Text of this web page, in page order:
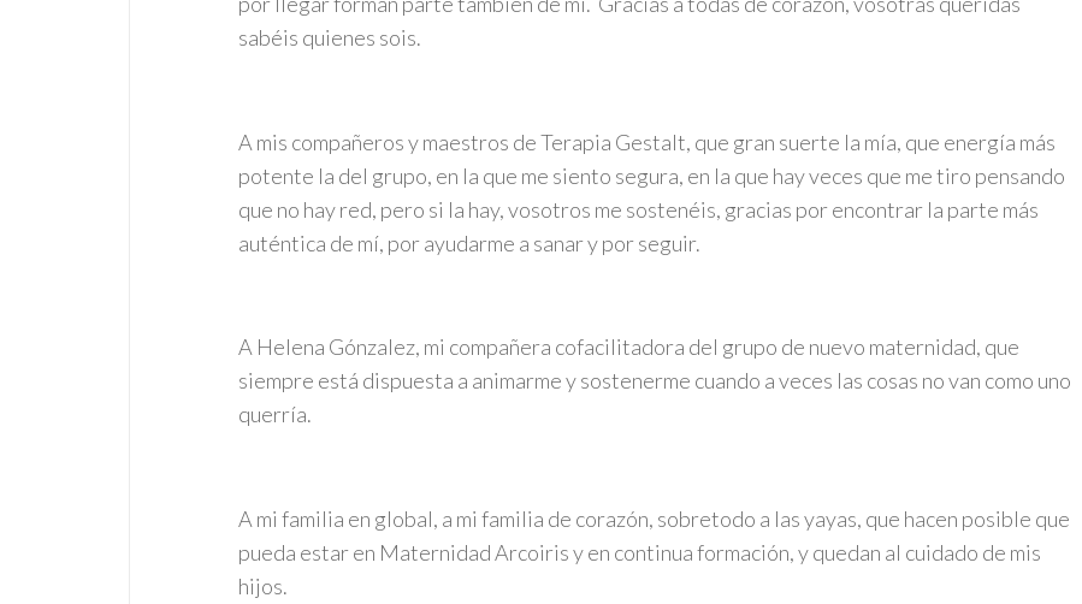
sabéis quienes sois.
A mis compañeros y maestros de Terapia Gestalt, que gran suerte la mía, que energía más
potente la del grupo, en la que me siento segura, en la que hay veces que me tiro pensando
que no hay red, pero si la hay, vosotros me sostenéis, gracias por encontrar la parte más
auténtica de mí, por ayudarme a sanar y por seguir.
A Helena Gónzalez, mi compañera cofacilitadora del grupo de nuevo maternidad, que
siempre está dispuesta a animarme y sostenerme cuando a veces las cosas no van como uno
querría.
A mi familia en global, a mi familia de corazón, sobretodo a las yayas, que hacen posible que
pueda estar en Maternidad Arcoiris y en continua formación, y quedan al cuidado de mis
hijos.